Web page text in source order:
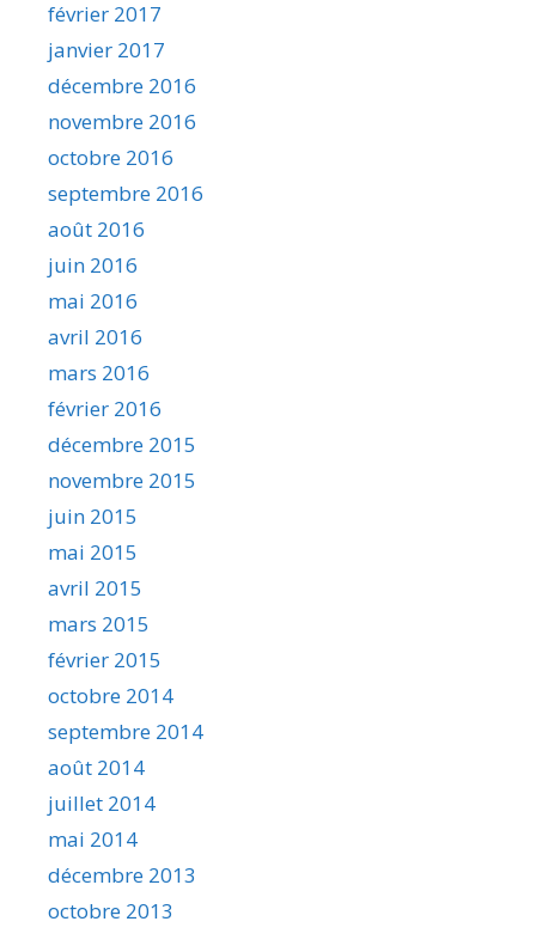
février 2017
janvier 2017
décembre 2016
novembre 2016
octobre 2016
septembre 2016
août 2016
juin 2016
mai 2016
avril 2016
mars 2016
février 2016
décembre 2015
novembre 2015
juin 2015
mai 2015
avril 2015
mars 2015
février 2015
octobre 2014
septembre 2014
août 2014
juillet 2014
mai 2014
décembre 2013
octobre 2013